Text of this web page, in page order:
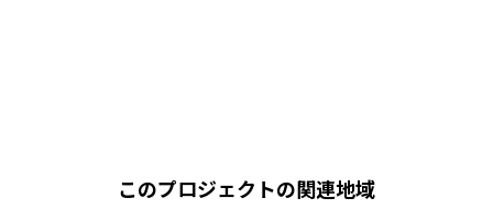
このプロジェクトの関連地域